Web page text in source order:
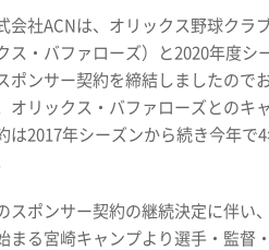
会社ACNは、オリックス野球クラ
ス・バファローズ）と2020年度シ
ポンサー契約を締結しましたので
オリックス・バファローズとのキ
は2017年シーズンから続き今年で
スポンサー契約の継続決定に伴い
まる宮崎キャンプより選手・監督